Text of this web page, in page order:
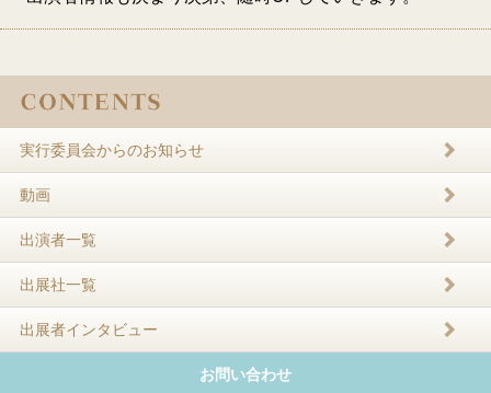
実行委員会からのお知らせ
動画
出演者一覧
出展社一覧
出展者インタビュー
お問い合わせ